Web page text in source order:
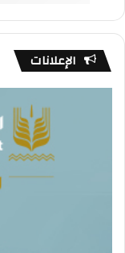
الإعلانات